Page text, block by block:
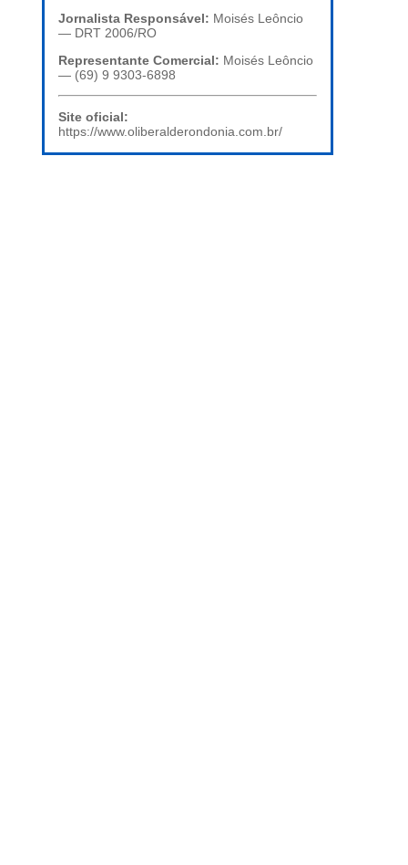
Jornalista Responsável: Moisés Leôncio
— DRT 2006/RO
Representante Comercial: Moisés Leôncio
— (69) 9 9303-6898
Site oficial:
https://www.oliberalderondonia.com.br/